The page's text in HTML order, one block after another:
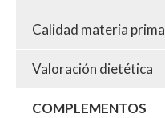
Calidad materia prima
Valoración dietética
COMPLEMENTOS